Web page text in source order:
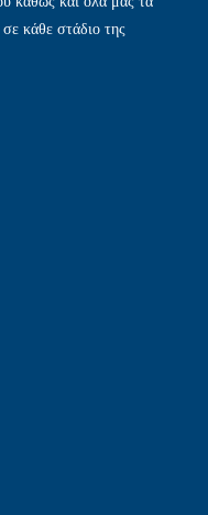
κάθε στάδιο της